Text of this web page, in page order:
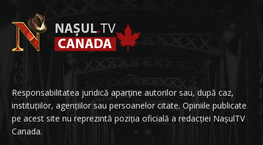
Responsabilitatea juridică aparține autorilor sau, după caz,
instituțiilor, agențiilor sau persoanelor citate. Opiniile publicate
pe acest site nu reprezintă poziția oficială a redacției NașulTV
Canada.